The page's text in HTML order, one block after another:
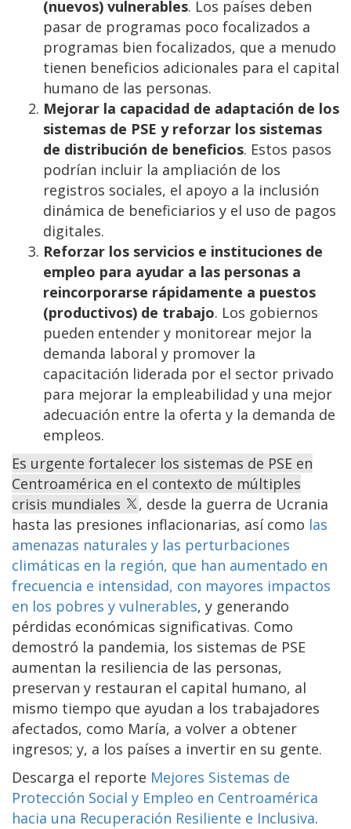
(nuevos) vulnerables. Los países deben
pasar de programas poco focalizados a
programas bien focalizados, que a menudo
tienen beneficios adicionales para el capital
humano de las personas.
Mejorar la capacidad de adaptación de los
sistemas de PSE y reforzar los sistemas
de distribución de beneficios. Estos pasos
podrían incluir la ampliación de los
registros sociales, el apoyo a la inclusión
dinámica de beneficiarios y el uso de pagos
digitales.
Reforzar los servicios e instituciones de
empleo para ayudar a las personas a
reincorporarse rápidamente a puestos
(productivos) de trabajo. Los gobiernos
pueden entender y monitorear mejor la
demanda laboral y promover la
capacitación liderada por el sector privado
para mejorar la empleabilidad y una mejor
adecuación entre la oferta y la demanda de
empleos.
Es urgente fortalecer los sistemas de PSE en
Centroamérica en el contexto de múltiples
crisis mundiales
, desde la guerra de Ucrania
hasta las presiones inflacionarias, así como las
amenazas naturales y las perturbaciones
climáticas en la región, que han aumentado en
frecuencia e intensidad, con mayores impactos
en los pobres y vulnerables, y generando
pérdidas económicas significativas. Como
demostró la pandemia, los sistemas de PSE
aumentan la resiliencia de las personas,
preservan y restauran el capital humano, al
mismo tiempo que ayudan a los trabajadores
afectados, como María, a volver a obtener
ingresos; y, a los países a invertir en su gente.
Descarga el reporte Mejores Sistemas de
Protección Social y Empleo en Centroamérica
hacia una Recuperación Resiliente e Inclusiva.